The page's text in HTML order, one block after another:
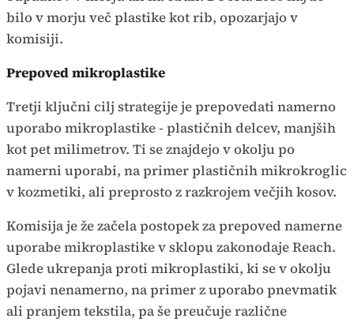
bilo v morju več plastike kot rib, opozarjajo v
komisiji.
Prepoved mikroplastike
Tretji ključni cilj strategije je prepovedati namerno
uporabo mikroplastike - plastičnih delcev, manjših
kot pet milimetrov. Ti se znajdejo v okolju po
namerni uporabi, na primer plastičnih mikrokroglic
v kozmetiki, ali preprosto z razkrojem večjih kosov.
Komisija je že začela postopek za prepoved namerne
uporabe mikroplastike v sklopu zakonodaje Reach.
Glede ukrepanja proti mikroplastiki, ki se v okolju
pojavi nenamerno, na primer z uporabo pnevmatik
ali pranjem tekstila, pa še preučuje različne